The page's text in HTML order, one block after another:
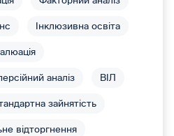
Інклюзивна освіта
аналіз ВІЛ
зайнятість
відторгнення